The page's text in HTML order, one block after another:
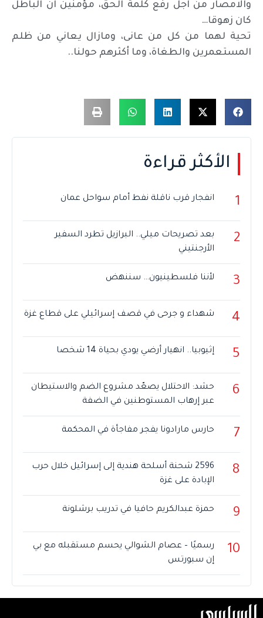
والامصار من اجل رفع كلمة الحق، مؤمنين ان الباطل
كان زهوقا…
تحية لهما من كل من عانى، ومازال يعاني من ظلم
المستعمرين والطغاة، وما أكثرهم حولنا..
الأكثر قراءة
1 انفجار قرب ناقلة نفط أمام سواحل عمان
2
بعد تصريحات ميلي.. البرازيل تطرد السفير
الأرجنتيني
3 لأننا فلسطينيون… سننهض
4 شهداء و جرحى في قصف إسرائيلي على قطاع غزة
5 إثيوبيا.. انهيار أرضي يودي بحياة 14 شخصا
6
حشد: الاحتلال يصعّد مشروع الضم والاستيطان
عبر إرهاب المستوطنين في الضفة
7 حارس مارادونا يفجر مفاجأة في المحكمة
8
2596 شحنة أسلحة هندية إلى إسرائيل خلال حرب
الإبادة على غزة
9 حمزة عبدالكريم حافيا في تدريب برشلونة
10
رسميًا – عصام الشوالي يحسم مستقبله مع بي
إن سبورتس